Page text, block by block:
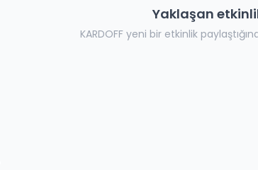
Yaklaşan
KARDOFFyeni bir etkinlik